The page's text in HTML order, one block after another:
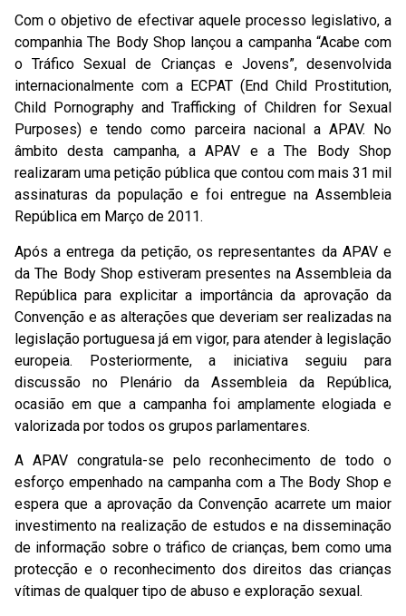
Com o objetivo de efectivar aquele processo legislativo, a
companhia The Body Shop lançou a campanha “Acabe com
o Tráfico Sexual de Crianças e Jovens”, desenvolvida
internacionalmente com a ECPAT (End Child Prostitution,
Child Pornography and Trafficking of Children for Sexual
Purposes) e tendo como parceira nacional a APAV. No
âmbito desta campanha, a APAV e a The Body Shop
realizaram uma petição pública que contou com mais 31 mil
assinaturas da população e foi entregue na Assembleia
República em Março de 2011.
Após a entrega da petição, os representantes da APAV e
da The Body Shop estiveram presentes na Assembleia da
República para explicitar a importância da aprovação da
Convenção e as alterações que deveriam ser realizadas na
legislação portuguesa já em vigor, para atender à legislação
europeia. Posteriormente, a iniciativa seguiu para
discussão no Plenário da Assembleia da República,
ocasião em que a campanha foi amplamente elogiada e
valorizada por todos os grupos parlamentares.
A APAV congratula-se pelo reconhecimento de todo o
esforço empenhado na campanha com a The Body Shop e
espera que a aprovação da Convenção acarrete um maior
investimento na realização de estudos e na disseminação
de informação sobre o tráfico de crianças, bem como uma
protecção e o reconhecimento dos direitos das crianças
vítimas de qualquer tipo de abuso e exploração sexual.